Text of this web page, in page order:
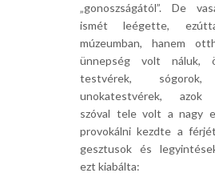
„gonoszságától”. De
ismét leégette,
múzeumban, hanem
ünnepség volt náluk,
testvérek, sógorok,
unokatestvérek, azok
szóval tele volt a nagy
provokálni kezdte a
gesztusok és
ezt kiabálta: